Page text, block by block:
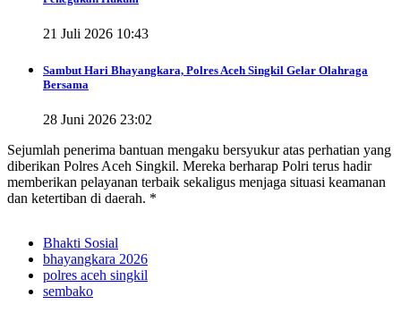
21 Juli 2026 10:43
Sambut Hari Bhayangkara, Polres Aceh Singkil Gelar Olahraga
Bersama
28 Juni 2026 23:02
Sejumlah penerima bantuan mengaku bersyukur atas perhatian yang
diberikan Polres Aceh Singkil. Mereka berharap Polri terus hadir
memberikan pelayanan terbaik sekaligus menjaga situasi keamanan
dan ketertiban di daerah. *
Bhakti Sosial
bhayangkara 2026
polres aceh singkil
sembako